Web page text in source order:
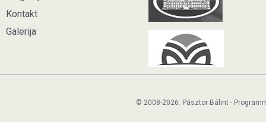
Kontakt
Galerija
© 2008-2026. Pásztor Bálint -